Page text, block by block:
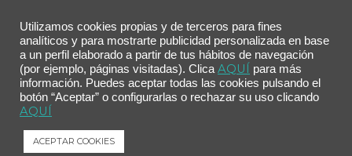
/Comprar tu coche/ Fiat 500 Dolcevita 1.0 Hybrid 51KW (70 CV)
Fiat 500 Dolcevita 1.0 Hybrid 51KW (70
CV)
Utilizamos cookies propias y de terceros para fines
analíticos y para mostrarte publicidad personalizada en base
a un perfil elaborado a partir de tus hábitos de navegación
(por ejemplo, páginas visitadas). Clica AQUÍ para más
información. Puedes aceptar todas las cookies pulsando el
botón “Aceptar” o configurarlas o rechazar su uso clicando
AQUÍ
ACEPTAR COOKIES